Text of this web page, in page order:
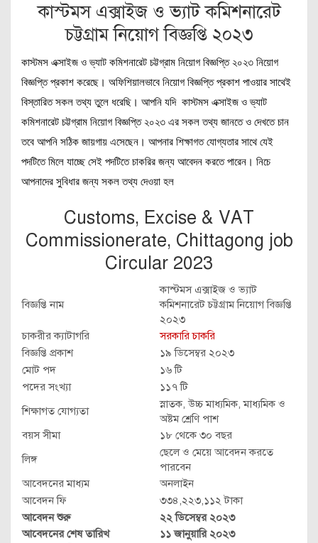
কাস্টমস এক্সাইজ ও ভ্যাট কমিশনারেট
চট্টগ্রাম নিয়োগ বিজ্ঞপ্তি ২০২৩
কাস্টমস এক্সাইজ ও ভ্যাট কমিশনারেট চট্টগ্রাম নিয়োগ বিজ্ঞপ্তি ২০২৩ নিয়োগ
বিজ্ঞপ্তি প্রকাশ করেছে। অফিশিয়ালভাবে নিয়োগ বিজ্ঞপ্তি প্রকাশ পাওয়ার সাথেই
বিস্তারিত সকল তথ্য তুলে ধরেছি। আপনি যদি কাস্টমস এক্সাইজ ও ভ্যাট
কমিশনারেট চট্টগ্রাম নিয়োগ বিজ্ঞপ্তি ২০২৩ এর সকল তথ্য জানতে ও দেখতে চান
তবে আপনি সঠিক জায়গায় এসেছেন। আপনার শিক্ষাগত যোগ্যতার সাথে যেই
পদটিতে মিলে যাচ্ছে সেই পদটিতে চাকরির জন্য আবেদন করতে পারেন। নিচে
আপনাদের সুবিধার জন্য সকল তথ্য দেওয়া হল
Customs, Excise & VAT
Commissionerate, Chittagong job
Circular 2023
বিজ্ঞপ্তি নাম
কাস্টমস এক্সাইজ ও ভ্যাট
কমিশনারেট চট্টগ্রাম নিয়োগ বিজ্ঞপ্তি
২০২৩
চাকরীর ক্যাটাগরি
সরকারি চাকরি
বিজ্ঞপ্তি প্রকাশ
১৯ ডিসেম্বর ২০২৩
মোট পদ
১৬ টি
পদের সংখ্যা
১১৭ টি
শিক্ষাগত যোগ্যতা
স্নাতক, উচ্চ মাধ্যমিক, মাধ্যমিক ও
অষ্টম শ্রেণি পাশ
বয়স সীমা
১৮ থেকে ৩০ বছর
লিঙ্গ
ছেলে ও মেয়ে আবেদন করতে
পারবেন
আবেদনের মাধ্যম
অনলাইন
আবেদন ফি
৩৩৪,২২৩,১১২ টাকা
আবেদন শুরু
২২ ডিসেম্বর ২০২৩
আবেদনের শেষ তারিখ
১১ জানুয়ারি ২০২৩